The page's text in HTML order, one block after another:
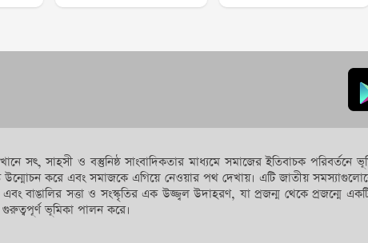
সৎ, সাহসী ও বস্তুনিষ্ঠ সাংবাদিকতার মাধ্যমে সমাজের ইতিবাচক
উন্মোচন করে এবং সমাজকে এগিয়ে নেওয়ার পথ দেখায়। এটি জাতীয়
এবং বাঙালির সত্তা ও সংস্কৃতির এক উজ্জ্বল উদাহরণ, যা প্রজন্ম থেকে প্রজন্মে
গুরুত্বপূর্ণ ভূমিকা পালন করে।